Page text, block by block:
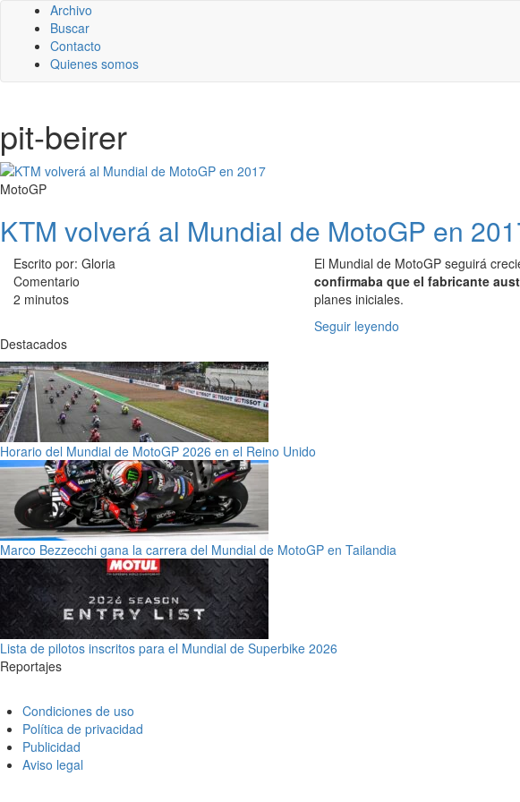
Archivo
Buscar
Contacto
Quienes somos
pit-beirer
MotoGP
KTM volverá al Mundial de MotoGP en
Escrito por: Gloria
Comentario
2 minutos
El Mundial de MotoGP seguirá
confirmaba que el fabricante
planes iniciales.
Seguir leyendo
Destacados
Horario del Mundial de MotoGP 2026 en el Reino Unido
Marco Bezzecchi gana la carrera del Mundial de MotoGP en Tailandia
Lista de pilotos inscritos para el Mundial de Superbike 2026
Reportajes
Condiciones de uso
Política de privacidad
Publicidad
Aviso legal